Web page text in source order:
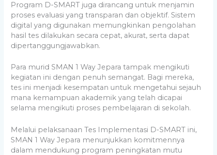
Program D-SMART juga dirancang untuk menjamin
proses evaluasi yang transparan dan objektif. Sistem
digital yang digunakan memungkinkan pengolahan
hasil tes dilakukan secara cepat, akurat, serta dapat
dipertanggungjawabkan.
Para murid SMAN 1 Way Jepara tampak mengikuti
kegiatan ini dengan penuh semangat. Bagi mereka,
tes ini menjadi kesempatan untuk mengetahui sejauh
mana kemampuan akademik yang telah dicapai
selama mengikuti proses pembelajaran di sekolah.
Melalui pelaksanaan Tes Implementasi D-SMART ini,
SMAN 1 Way Jepara menunjukkan komitmennya
dalam mendukung program peningkatan mutu